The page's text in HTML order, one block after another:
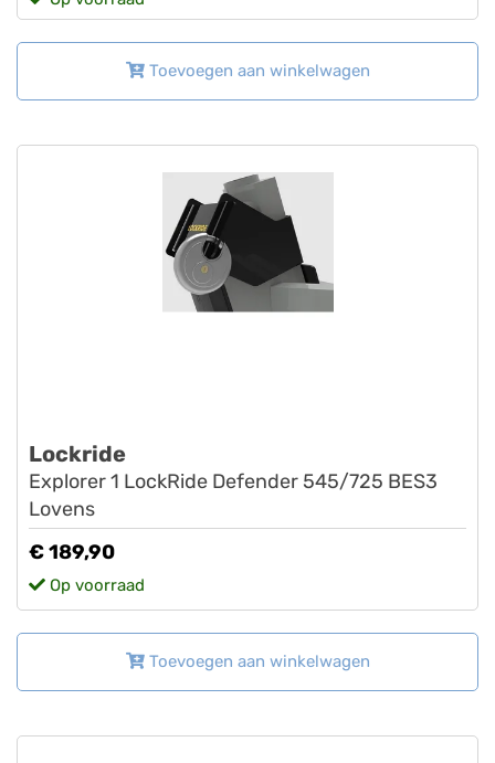
Toevoegen aan winkelwagen
Lockride
Explorer 1 LockRide Defender 545/725 BES3
Lovens
€ 189,90
Op voorraad
Toevoegen aan winkelwagen